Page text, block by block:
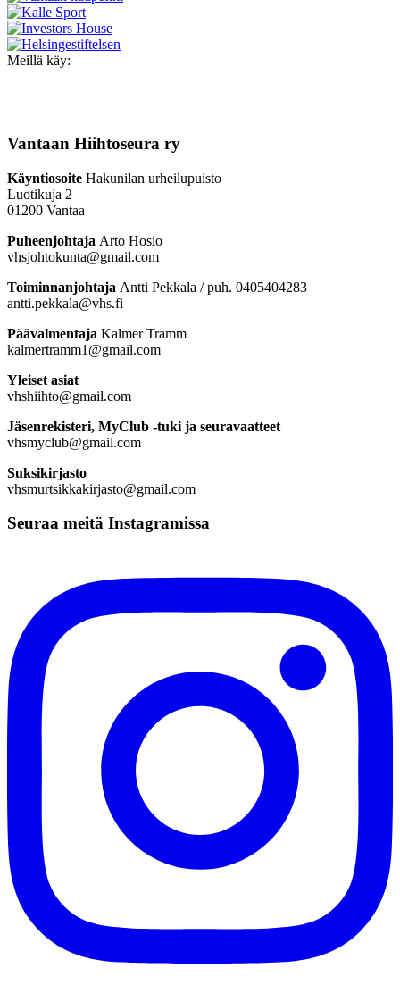
Meillä käy:
Vantaan Hiihtoseura ry
Käyntiosoite Hakunilan urheilupuisto
Luotikuja 2
01200 Vantaa
Puheenjohtaja Arto Hosio
vhsjohtokunta@gmail.com
Toiminnanjohtaja Antti Pekkala / puh. 0405404283
antti.pekkala@vhs.fi
Päävalmentaja Kalmer Tramm
kalmertramm1@gmail.com
Yleiset asiat
vhshiihto@gmail.com
Jäsenrekisteri, MyClub -tuki ja seuravaatteet
vhsmyclub@gmail.com
Suksikirjasto
vhsmurtsikkakirjasto@gmail.com
Seuraa meitä Instagramissa